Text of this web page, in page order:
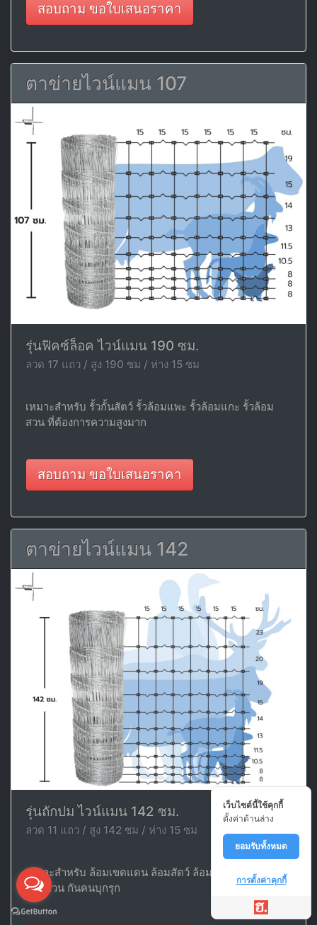
สอบถาม ขอใบเสนอราคา
ตาข่ายไวน์แมน 107
รุ่นฟิคซ์ล็อค ไวน์แมน 190 ซม.
ลวด 17 แถว / สูง 190 ซม / ห่าง 15 ซม
เหมาะสำหรับ รั้วกั้นสัตว์ รั้วล้อมแพะ รั้วล้อมแกะ รั้วล้อม
สวน ที่ต้องการความสูงมาก
สอบถาม ขอใบเสนอราคา
ตาข่ายไวน์แมน 142
รุ่นถักปม ไวน์แมน 142 ซม.
ลวด 11 แถว / สูง 142 ซม / ห่าง 15 ซม
เหมาะสำหรับ ล้อมเขตแดน ล้อมสัตว์ ล้อมพื้นที่ ล้อมบ้าน
ล้อมสวน กันคนบุกรุก
เว็บไซต์นี้ใช้คุกกี้
ตั้งค่าด้านล่าง
ยอมรับทั้งหมด
การตั้งค่าคุกกี้